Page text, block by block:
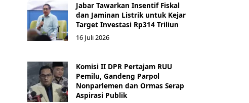
Jabar Tawarkan Insentif Fiskal
dan Jaminan Listrik untuk Kejar
Target Investasi Rp314 Triliun
16 Juli 2026
Komisi II DPR Pertajam RUU
Pemilu, Gandeng Parpol
Nonparlemen dan Ormas Serap
Aspirasi Publik